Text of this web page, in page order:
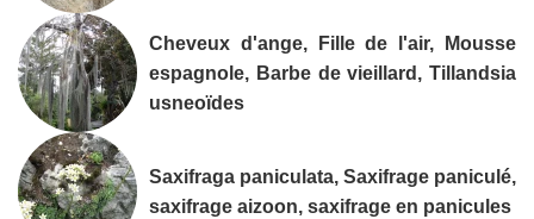
Cheveux d'ange, Fille de l'air, Mousse
espagnole, Barbe de vieillard, Tillandsia
usneoïdes
Saxifraga paniculata, Saxifrage paniculé,
saxifrage aizoon, saxifrage en panicules